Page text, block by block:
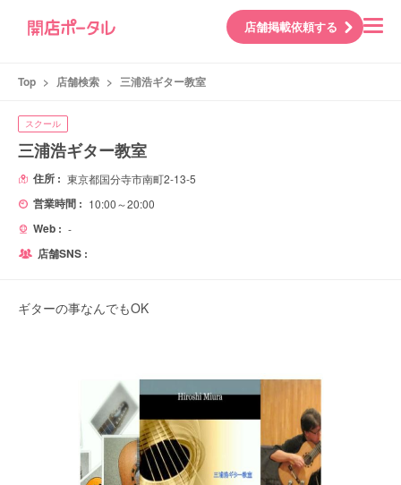
店舗掲載依頼する
Top > 店舗検索 > 三浦浩ギター教室
スクール
三浦浩ギター教室
住所 : 東京都国分寺市南町2-13-5
営業時間 : 10:00～20:00
Web : -
店舗SNS :
ギターの事なんでもOK